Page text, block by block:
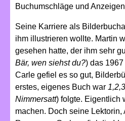
Buchumschläge und
Seine Karriere als
ihm illustrieren wollte. Martin
gesehen hatte, der ihm sehr
Bär, wen siehst du?) das
Carle gefiel es so gut,
erstes, eigenes Buch war
Nimmersatt) folgte. Eigentlich
machen. Doch seine